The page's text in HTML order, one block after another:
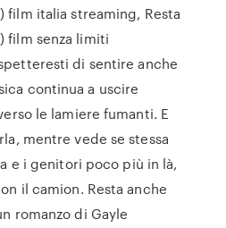
film italia streaming, Resta
film senza limiti
di sentire anche
continua a uscire
le lamiere fumanti. E
mentre vede se stessa
e i genitori poco più in là,
il camion. Resta anche
romanzo di Gayle